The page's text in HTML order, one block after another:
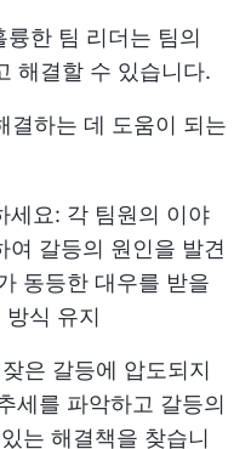
한 팀 리더는 팀의
해결할 수 있습니다.
결하는 데 도움이 되는
세요: 각 팀원의 이야
여 갈등의 원인을 발견
동등한 대우를 받을
식 유지
잦은 갈등에 압도되지
세를 파악하고 갈등의
는 해결책을 찾습니